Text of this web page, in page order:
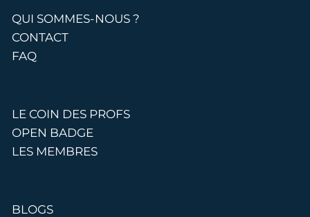
QUI SOMMES-NOUS ?
CONTACT
FAQ
LE COIN DES PROFS
OPEN BADGE
LES MEMBRES
BLOGS